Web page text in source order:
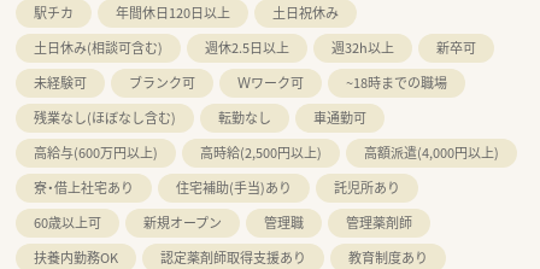
駅チカ 年間休日120日以上
土日祝休み
土日休み(相談可含む)
週休2.5日以上 週32h以上
新卒可
未経験可
ブランク可 Ｗワーク可
~18時までの職場
残業なし(ほぼなし含む)
転勤なし
車通勤可
高給与(600万円以上)
高時給(2,500円以上)
高額派遣(4,000円以上)
寮・借上社宅あり
住宅補助(手当)あり
託児所あり
60歳以上可
新規オープン 管理職
管理薬剤師
扶養内勤務OK
認定薬剤師取得支援あり
教育制度あり